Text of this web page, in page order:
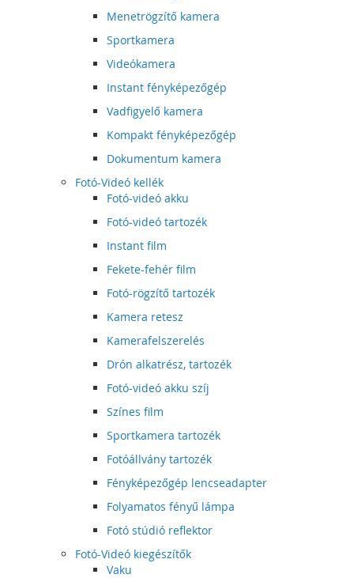
Menetrögzítő kamera
Sportkamera
Videókamera
Instant fényképezőgép
Vadfigyelő kamera
Kompakt fényképezőgép
Dokumentum kamera
Fotó-Videó kellék
Fotó-videó akku
Fotó-videó tartozék
Instant film
Fekete-fehér film
Fotó-rögzítő tartozék
Kamera retesz
Kamerafelszerelés
Drón alkatrész, tartozék
Fotó-videó akku szíj
Színes film
Sportkamera tartozék
Fotóállvány tartozék
Fényképezőgép lencseadapter
Folyamatos fényű lámpa
Fotó stúdió reflektor
Fotó-Videó kiegészítők
Vaku